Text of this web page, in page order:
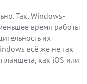
Так, Windows-
время работы
их
всё же не так
как iOS или